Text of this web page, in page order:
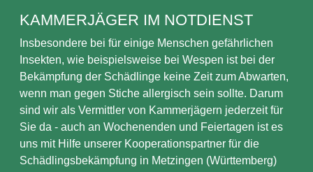
KAMMERJÄGER IM NOTDIENST
Insbesondere bei für einige Menschen gefährlichen
Insekten, wie beispielsweise bei Wespen ist bei der
Bekämpfung der Schädlinge keine Zeit zum Abwarten,
wenn man gegen Stiche allergisch sein sollte. Darum
sind wir als Vermittler von Kammerjägern jederzeit für
Sie da - auch an Wochenenden und Feiertagen ist es
uns mit Hilfe unserer Kooperationspartner für die
Schädlingsbekämpfung in Metzingen (Württemberg)